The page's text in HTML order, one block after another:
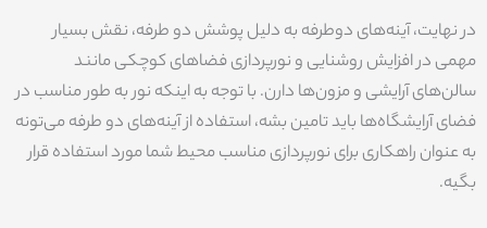
در نهایت، آینه‌های دوطرفه به دلیل پوشش دو طرفه، نقش بسیار
مهمی در افزایش روشنایی و نورپردازی فضاهای کوچکی مانند
سالن‌های آرایشی و مزون‌ها دارن. با توجه به اینکه نور به طور مناسب در
فضای آرایشگاه‌ها باید تامین بشه، استفاده از آینه‌های دو طرفه می‌تونه
به عنوان راهکاری برای نورپردازی مناسب محیط شما مورد استفاده قرار
بگیه.